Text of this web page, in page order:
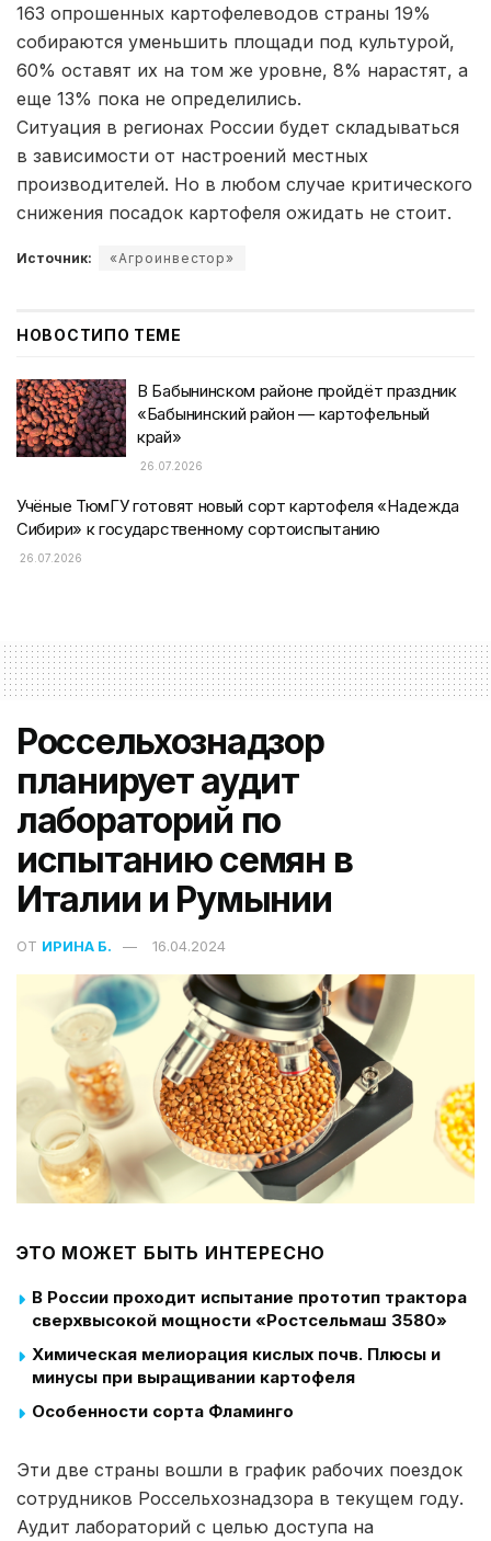
163 опрошенных картофелеводов страны 19%
собираются уменьшить площади под культурой,
60% оставят их на том же уровне, 8% нарастят, а
еще 13% пока не определились.
Ситуация в регионах России будет складываться
в зависимости от настроений местных
производителей. Но в любом случае критического
снижения посадок картофеля ожидать не стоит.
Источник: «Агроинвестор»
НОВОСТИПО ТЕМЕ
В Бабынинском районе пройдёт праздник
«Бабынинский район — картофельный
край»
26.07.2026
Учёные ТюмГУ готовят новый сорт картофеля «Надежда
Сибири» к государственному сортоиспытанию
26.07.2026
Россельхознадзор
планирует аудит
лабораторий по
испытанию семян в
Италии и Румынии
ОТ ИРИНА Б. 16.04.2024
ЭТО МОЖЕТ БЫТЬ ИНТЕРЕСНО
В России проходит испытание прототип трактора
сверхвысокой мощности «Ростсельмаш 3580»
Химическая мелиорация кислых почв. Плюсы и
минусы при выращивании картофеля
Особенности сорта Фламинго
Эти две страны вошли в график рабочих поездок
сотрудников Россельхознадзора в текущем году.
Аудит лабораторий с целью доступа на